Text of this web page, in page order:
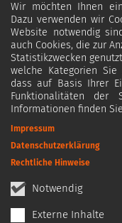
Wir möchten Ihnen
Dazu verwenden wir
Website notwendig
auch Cookies, die zur
Statistikzwecken
welche Kategorien
dass auf Basis Ihrer
Funktionalitäten der
Informationen finden
Notwendig
Externe Inhalte
Impressum
Datenschutzerklärung
Rechtliche Hinweise